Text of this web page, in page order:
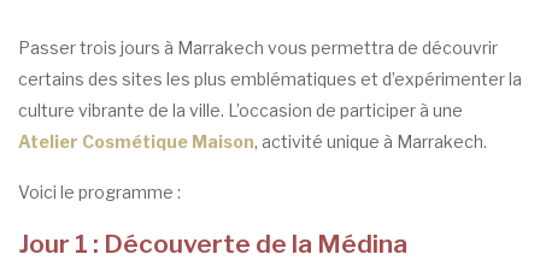
Passer trois jours à Marrakech vous permettra de découvrir
certains des sites les plus emblématiques et d’expérimenter la
culture vibrante de la ville. L’occasion de participer à une
Atelier Cosmétique Maison, activité unique à Marrakech.
Voici le programme :
Jour 1 : Découverte de la Médina